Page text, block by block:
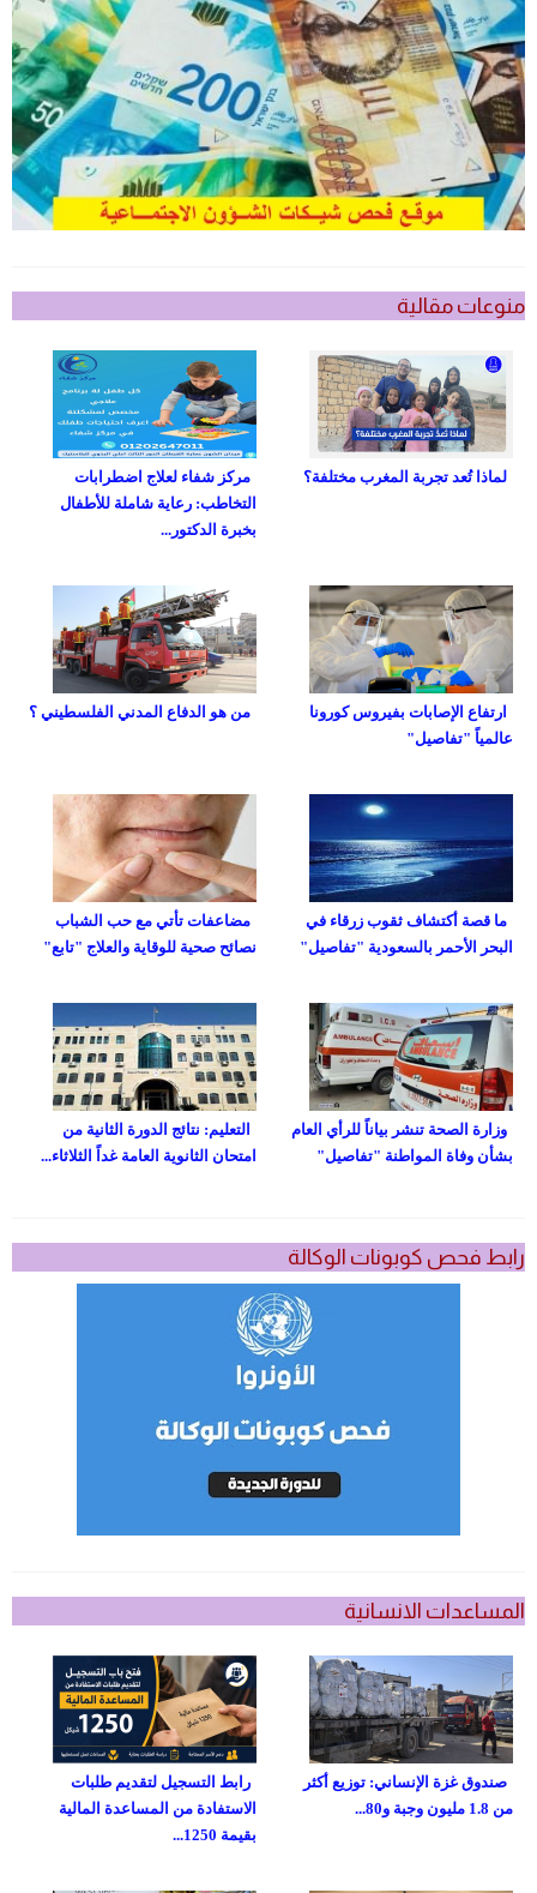
منوعات مقالية
مركز شفاء لعلاج اضطرابات
التخاطب: رعاية شاملة للأطفال
بخبرة الدكتور...
لماذا تُعد تجربة المغرب مختلفة؟
من هو الدفاع المدني الفلسطيني ؟
ارتفاع الإصابات بفيروس كورونا
عالمياً "تفاصيل"
مضاعفات تأتي مع حب الشباب
نصائح صحية للوقاية والعلاج "تابع"
ما قصة أكتشاف ثقوب زرقاء في
البحر الأحمر بالسعودية "تفاصيل"
التعليم: نتائج الدورة الثانية من
امتحان الثانوية العامة غداً الثلاثاء...
وزارة الصحة تنشر بياناً للرأي العام
بشأن وفاة المواطنة "تفاصيل"
رابط فحص كوبونات الوكالة
المساعدات الانسانية
رابط التسجيل لتقديم طلبات
الاستفادة من المساعدة المالية
بقيمة 1250...
صندوق غزة الإنساني: توزيع أكثر
من 1.8 مليون وجبة و80...